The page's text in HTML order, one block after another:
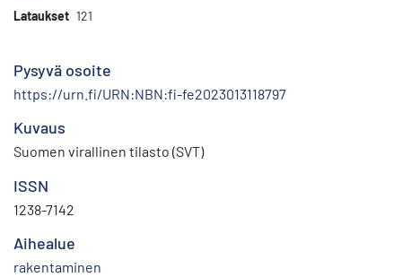
Lataukset 121
Pysyvä osoite
https://urn.fi/URN:NBN:fi-fe2023013118797
Kuvaus
Suomen virallinen tilasto (SVT)
ISSN
1238-7142
Aihealue
rakentaminen